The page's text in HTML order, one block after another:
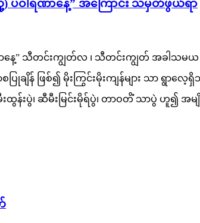
ပဝါရဏာနေ့” အကြောင်း သိမှတ်ဖွယ်ရာ
နေ့” သီတင်းကျွတ်လ ၊ သီတင်းကျွတ် အခါသမ
ဖြစ်၍ မိုးကြွင်းမိုးကျန်များ သာ ရွာလေ့
န်းပွဲ၊ ဆီမီးမြင်းမိုရ်ပွဲ၊ တာဝတိံ သာပွဲ ဟူ၍